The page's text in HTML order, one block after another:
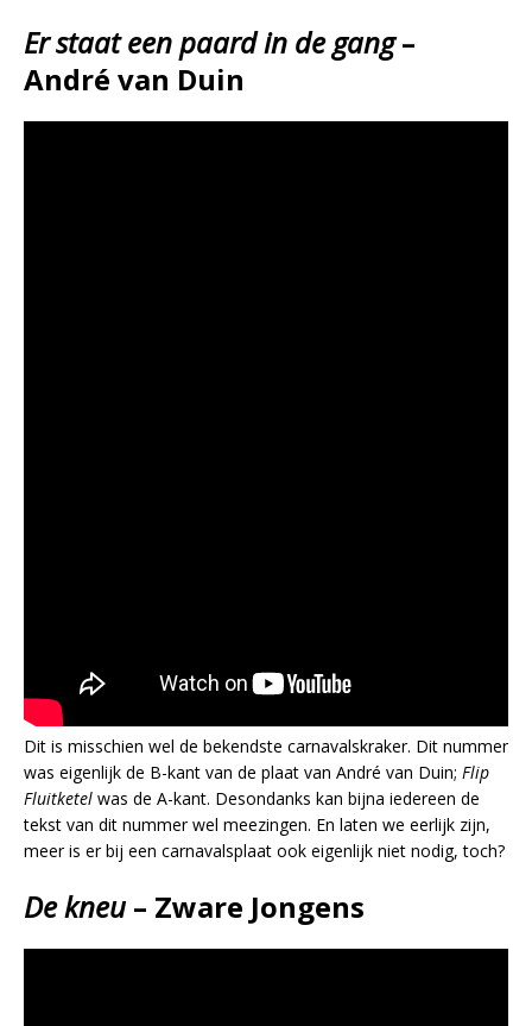
Er staat een paard in de gang–
André van Duin
Dit is misschien wel de bekendste carnavalskraker. Dit nummer
was eigenlijk de B-kant van de plaat van André van Duin; Flip
Fluitketel was de A-kant. Desondanks kan bijna iedereen de
tekst van dit nummer wel meezingen. En laten we eerlijk zijn,
meer is er bij een carnavalsplaat ook eigenlijk niet nodig, toch?
De kneu– Zware Jongens